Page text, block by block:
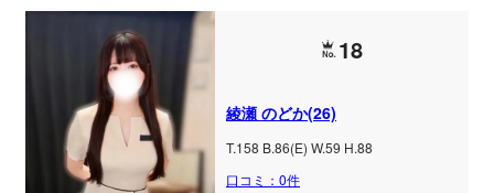
18
綾瀬 のどか(26)
T.158 B.86(E) W.59 H.88
口コミ：0件